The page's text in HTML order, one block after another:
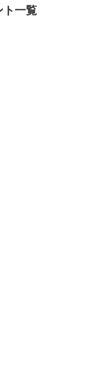
ト一覧